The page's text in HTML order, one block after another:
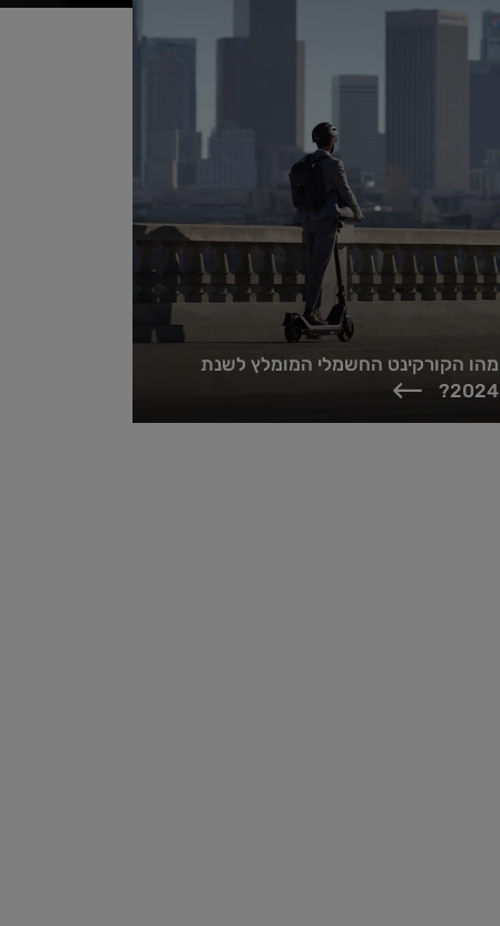
מהו הקורקינט החשמלי המומלץ לשנת
2024?
בעידן בו תחבורה חכמה והתניידות ירוקה הופכות לחלק בלתי